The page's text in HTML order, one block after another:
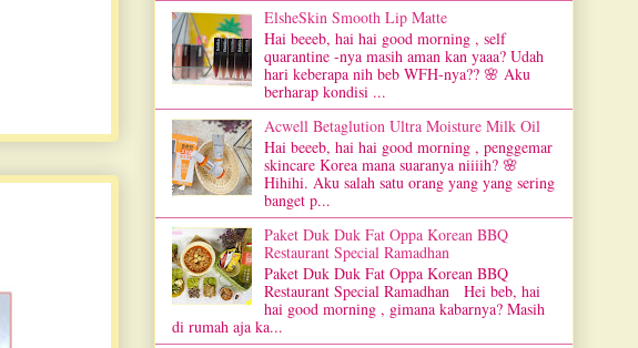
ElsheSkin Smooth Lip Matte
Hai beeeb, hai hai good morning , self
quarantine -nya masih aman kan yaaa? Udah
hari keberapa nih beb WFH-nya?? 🌸 Aku
berharap kondisi ...
Acwell Betaglution Ultra Moisture Milk Oil
Hai beeeb, hai hai good morning , penggemar
skincare Korea mana suaranya niiiih? 🌸
Hihihi. Aku salah satu orang yang yang sering
banget p...
Paket Duk Duk Fat Oppa Korean BBQ
Restaurant Special Ramadhan
Paket Duk Duk Fat Oppa Korean BBQ
Restaurant Special Ramadhan Hei beb, hai
hai good morning , gimana kabarnya? Masih
di rumah aja ka...